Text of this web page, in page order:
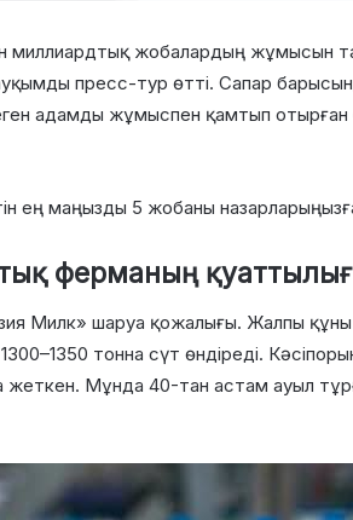
миллиардтық жобалардың жұмысын
пресс-тур өтті. Сапар
адамды жұмыспен қамтып отырған
ең маңызды 5 жобаны
ферманың
Милк» шаруа қожалығы. Жалпы құны
тонна сүт өндіреді.
жеткен. Мұнда 40-тан астам ауыл